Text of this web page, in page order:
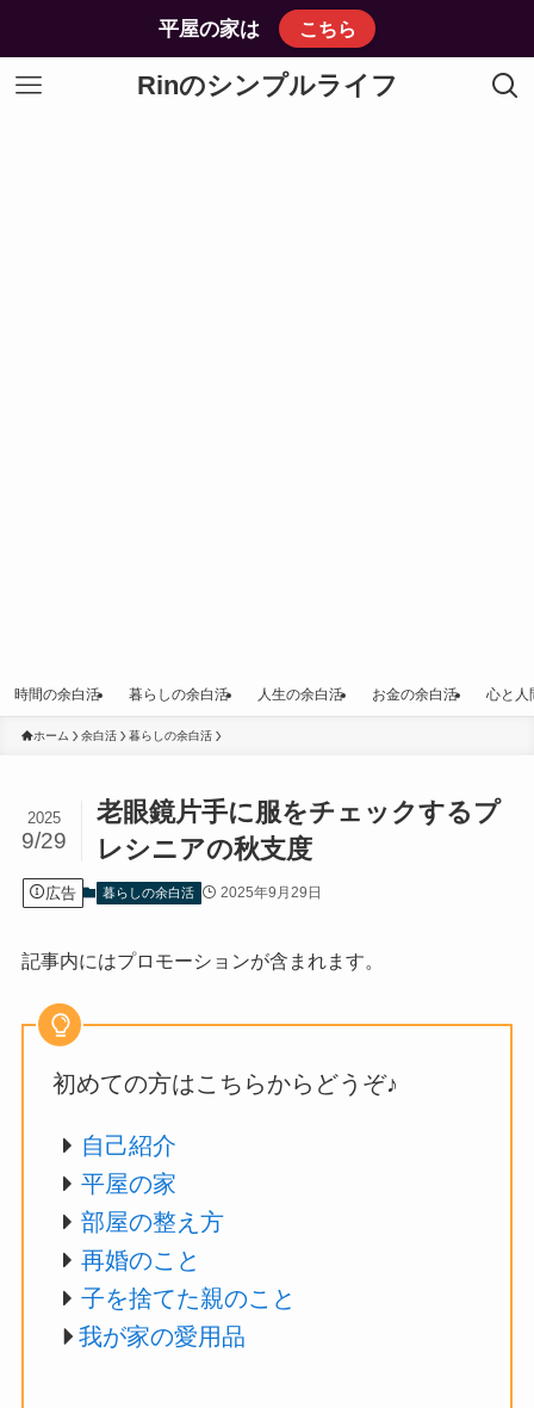
平屋の家は こちら
Rinのシンプルライフ
時間の余白活 暮らしの余白活 人生の余白活 お金の余白活 心と人
ホーム 余白活 暮らしの余白活
老眼鏡片手に服をチェックするプ
レシニアの秋支度
2025
9/29
広告 暮らしの余白活 2025年9月29日
記事内にはプロモーションが含まれます。
初めての方はこちらからどうぞ♪
自己紹介
平屋の家
部屋の整え方
再婚のこと
子を捨てた親のこと
我が家の愛用品